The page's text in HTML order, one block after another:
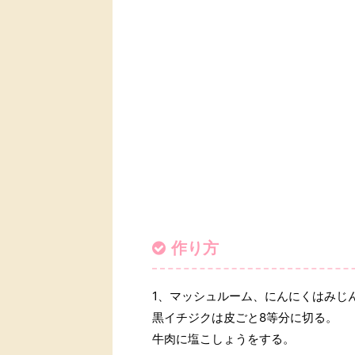
作り方
1、マッシュルーム、にんにくはみじ
黒イチジクは皮ごと8等分に切る。
牛肉に塩こしょうをする。